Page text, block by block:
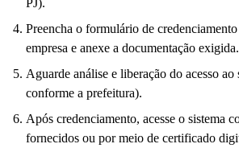
PJ).
Preencha o formulário de
empresa e anexe a documentação exigida.
Aguarde análise e liberação do acesso ao
conforme a prefeitura).
Após credenciamento, acesse o sistema
fornecidos ou por meio de certificado